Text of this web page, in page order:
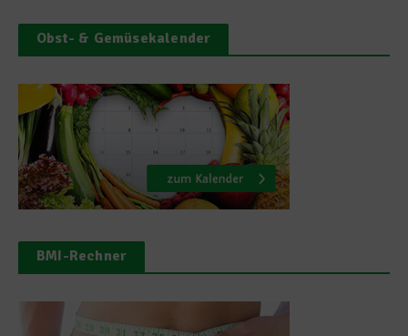
Obst- & Gemüsekalender
BMI-Rechner